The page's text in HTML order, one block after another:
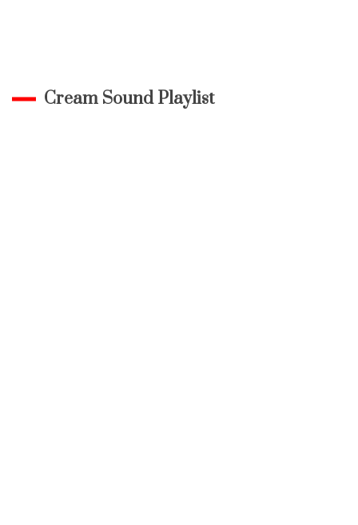
Cream Sound Playlist